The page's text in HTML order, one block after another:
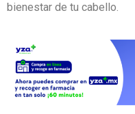
bienestar de tu cabello.